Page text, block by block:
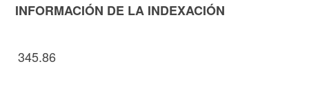
INFORMACIÓN DE LA INDEXACIÓN
345.86